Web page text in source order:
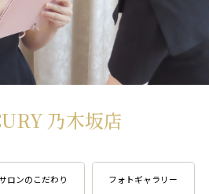
乃木坂店
ロンのこだわり フォトギャラリー